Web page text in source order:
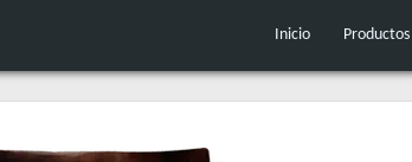
Inicio Productos